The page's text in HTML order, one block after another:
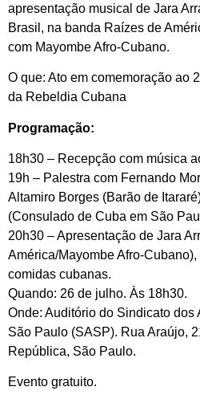
apresentação musical de Jara
Brasil, na banda Raízes de
com Mayombe Afro-Cubano.
O que: Ato em comemoração ao
da Rebeldia Cubana
Programação:
18h30 – Recepção com música
19h – Palestra com Fernando
Altamiro Borges (Barão de
(Consulado de Cuba em São
20h30 – Apresentação de Jara
América/Mayombe Afro-
comidas cubanas.
Quando: 26 de julho. Às 18h30.
Onde: Auditório do Sindicato dos
São Paulo (SASP). Rua Araújo,
República, São Paulo.
Evento gratuito.